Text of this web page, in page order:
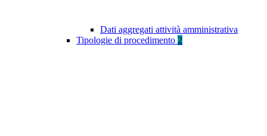
Dati aggregati attività amministrativa
Tipologie di procedimento 2